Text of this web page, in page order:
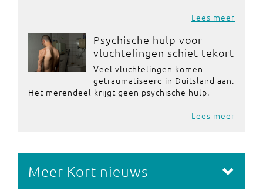
Lees meer
Psychische hulp voor
vluchtelingen schiet tekort
Veel vluchtelingen komen
getraumatiseerd in Duitsland aan.
Het merendeel krijgt geen psychische hulp.
Lees meer
Meer Kort nieuws